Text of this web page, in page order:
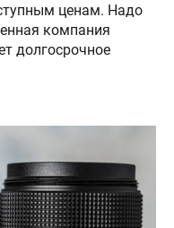
ценам. Надо
компания
долгосрочное